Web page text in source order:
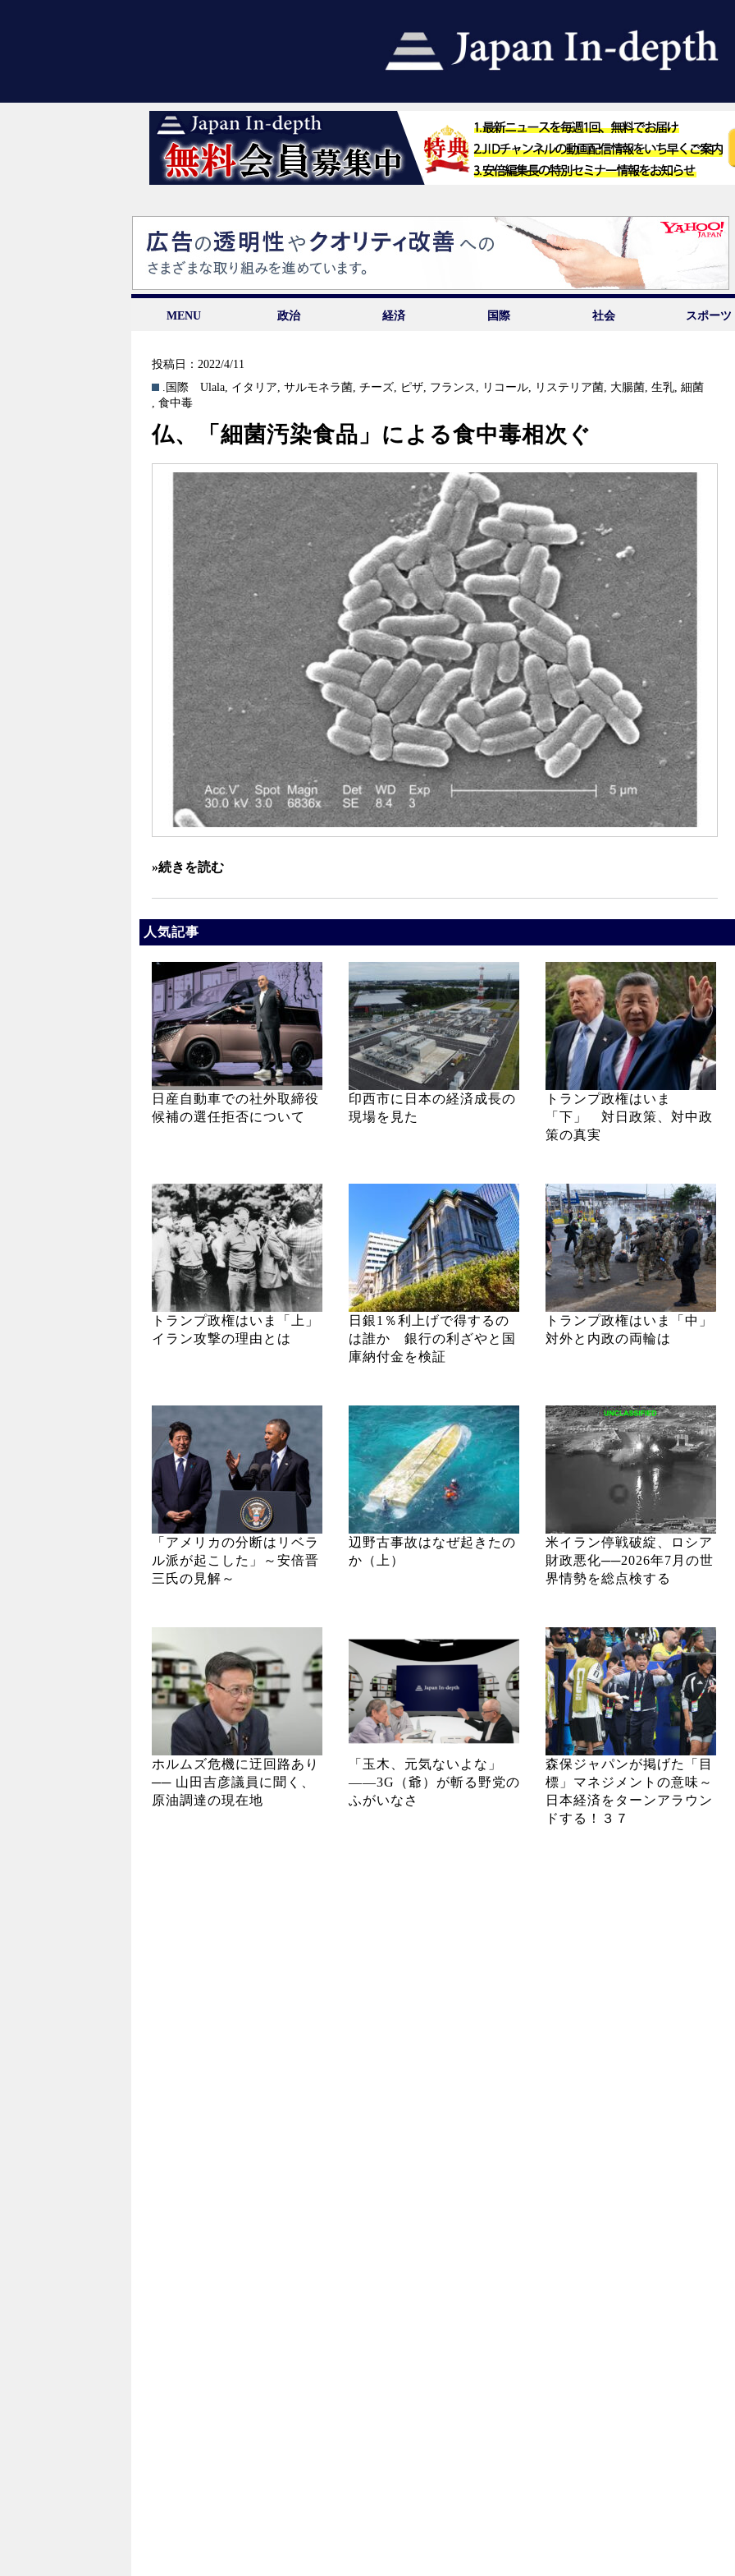
MENU 政治 経済 国際 社会 スポーツ
投稿日：2022/4/11
.国際
Ulala, イタリア,サルモネラ菌,チーズ, ピザ, フランス , リコール, リステリア菌, 大腸菌,生乳,細菌
, 食中毒
仏、「細菌汚染食品」による食中毒相次ぐ
»続きを読む
人気記事
日産自動車での社外取締役
候補の選任拒否について
印西市に日本の経済成長の
現場を見た
トランプ政権はいま
「下」 対日政策、対中政
策の真実
トランプ政権はいま「上」
イラン攻撃の理由とは
日銀1％利上げで得するの
は誰か 銀行の利ざやと国
庫納付金を検証
トランプ政権はいま「中」
対外と内政の両輪は
「アメリカの分断はリベラ
ル派が起こした」～安倍晋
三氏の見解～
辺野古事故はなぜ起きたの
か（上）
米イラン停戦破綻、ロシア
財政悪化──2026年7月の世
界情勢を総点検する
ホルムズ危機に迂回路あり
── 山田吉彦議員に聞く、
原油調達の現在地
「玉木、元気ないよな」
――3G（爺）が斬る野党の
ふがいなさ
森保ジャパンが掲げた「目
標」マネジメントの意味～
日本経済をターンアラウン
ドする！３７